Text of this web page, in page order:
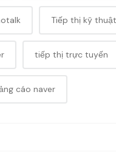
Tiếp thị kỹ
tiếp thị trực tuyến
cáo naver